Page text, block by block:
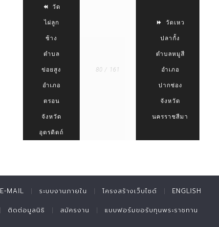
วัด
ไผ่ลูก
ช้าง
ตำบล
ข่อยสูง
อำเภอ
ตรอน
จังหวัด
อุตรดิตถ์
80 / 161
วัดเหว
ปลากั้ง
ตำบลหมูสี
อำเภอ
ปากช่อง
จังหวัด
นครราชสีมา
E-MAIL ระบบงานภายใน โครงสร้างเว็บไซต์ ENGLISH
ติดต่อมูลนิธิ สมัครงาน แบบฟอร์มขอรับทุนพระราชทาน